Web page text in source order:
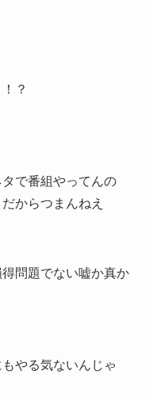
？
で番組やってんの
からつまんねえ
問題でない嘘か真か
やる気ないんじゃ